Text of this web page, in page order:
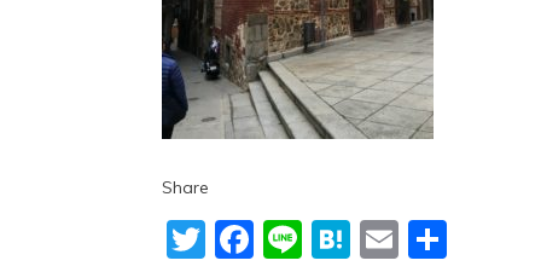
Share
Twitter
Facebook
LineHatena
Email